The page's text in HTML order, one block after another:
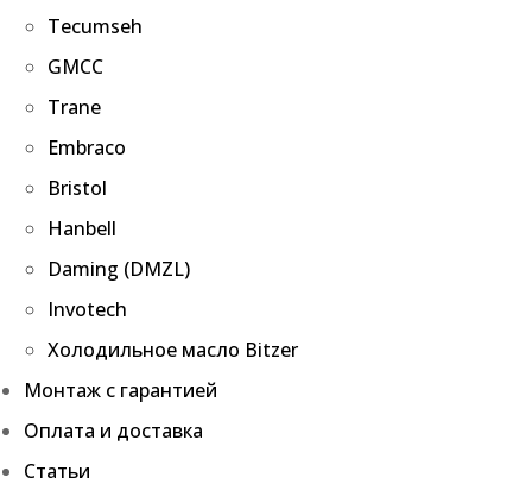
Tecumseh
GMCC
Trane
Embraco
Bristol
Hanbell
Daming (DMZL)
Invotech
Холодильное масло Bitzer
Монтаж с гарантией
Оплата и доставка
Статьи